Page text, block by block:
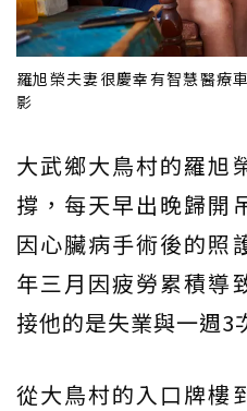
羅旭榮夫妻很慶幸有智慧醫療
影
大武鄉大鳥村的羅旭
撐，每天早出晚歸開
因心臟病手術後的照
年三月因疲勞累積導
接他的是失業與一週3
從大鳥村的入口牌樓